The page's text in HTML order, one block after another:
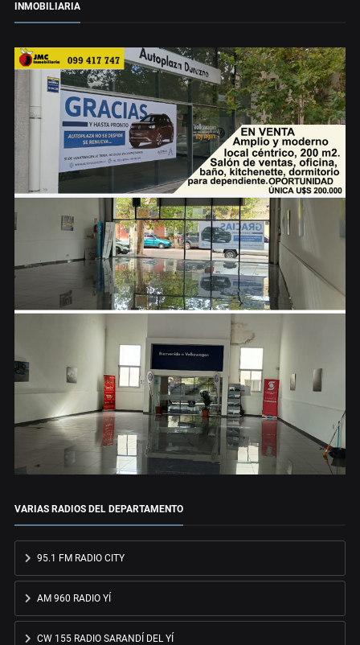
INMOBILIARIA
VARIAS RADIOS DEL DEPARTAMENTO
95.1 FM RADIO CITY
AM 960 RADIO YÍ
CW 155 RADIO SARANDÍ DEL YÍ